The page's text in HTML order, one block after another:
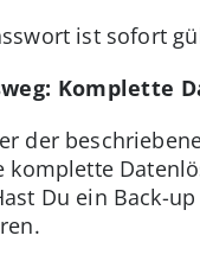
ist sofort
Komplette
der
komplette
Du ein Back-